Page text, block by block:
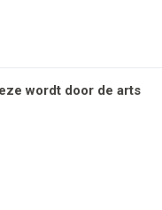
wordt door de arts